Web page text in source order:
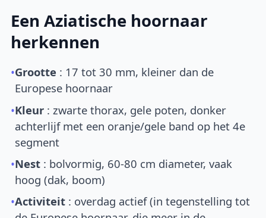
Een Aziatische hoornaar
herkennen
•Grootte : 17 tot 30 mm, kleiner dan de
Europese hoornaar
•Kleur : zwarte thorax, gele poten, donker
achterlijf met een oranje/gele band op het 4e
segment
•Nest : bolvormig, 60-80 cm diameter, vaak
hoog (dak, boom)
•Activiteit : overdag actief (in tegenstelling tot